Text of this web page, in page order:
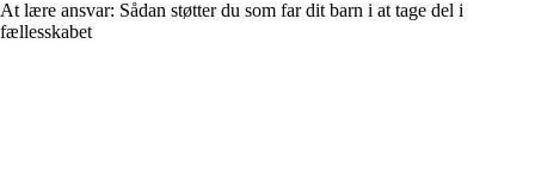
At lære ansvar: Sådan støtter du som far dit barn i at tage del i
fællesskabet